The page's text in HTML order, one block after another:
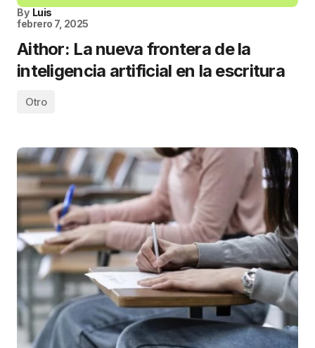
By Luis
febrero 7, 2025
Aithor: La nueva frontera de la
inteligencia artificial en la escritura
Otro